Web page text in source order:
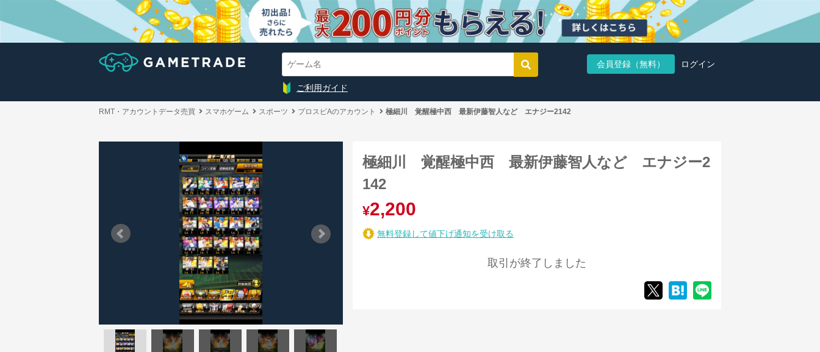
会員登録（無料） ログイン
ご利用ガイド
RMT・アカウントデータ売買 スマホゲーム スポーツ プロスピAのアカウント 極細川 覚醒極中西 最新伊藤智人など エナジー2142
極細川 覚醒極中西 最新伊藤智人など エナジー2
142
¥2,200
無料登録して値下げ通知を受け取る
取引が終了しました